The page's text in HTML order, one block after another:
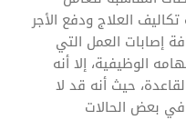
العلاج ودفع الأجر
إصابات العمل التي
الوظيفية، إلا أنه
حيث أنه قد لا
بعض الحالات